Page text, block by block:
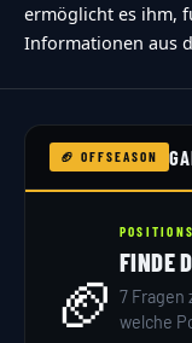
ermöglicht es ihm,
Informationen aus
🏈 OFFSEASON
🏈
FINDE
7 Fragen
welche